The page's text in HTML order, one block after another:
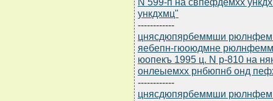
ункдхмц"
------------
цнясдюпярбеммши
яебепн-гюоюдмне
юопекъ 1995 ц. N р-810 на
онлеыемхх рнбюпнб онд
------------
цнясдюпярбеммши